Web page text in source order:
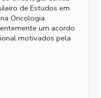
de Estudos em
Oncologia
um acordo
motivados pela